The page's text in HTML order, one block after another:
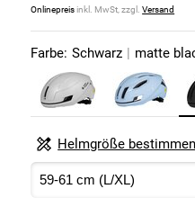
Onlinepreisinkl. MwSt, zzgl.Versand
Farbe: Schwarz | matte
Helmgröße bestimmen